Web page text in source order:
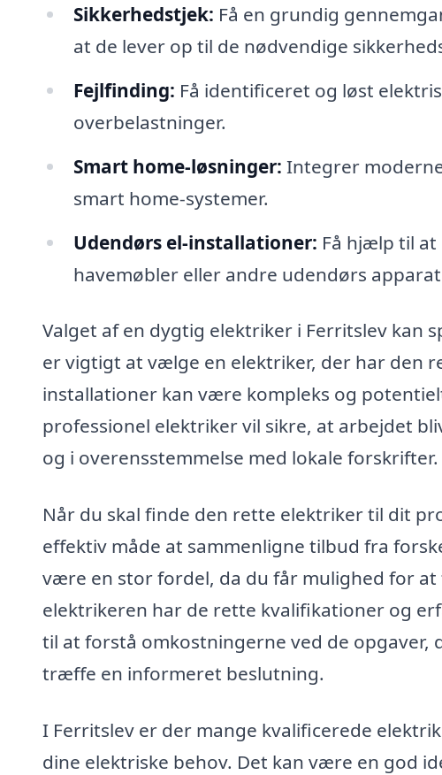
Sikkerhedstjek: Få en grundig
at de lever op til de nødvendige
Fejlfinding: Få identificeret og løst
overbelastninger.
Smart home-løsninger: Integrer
smart home-systemer.
Udendørs el-installationer: Få hjælp til
havemøbler eller andre udendørs
Valget af en dygtig elektriker i Ferritslev kan
er vigtigt at vælge en elektriker, der har den
installationer kan være kompleks og
professionel elektriker vil sikre, at arbejdet
og i overensstemmelse med lokale forskrifter.
Når du skal finde den rette elektriker til dit
effektiv måde at sammenligne tilbud fra
være en stor fordel, da du får mulighed for
elektrikeren har de rette kvalifikationer og
til at forstå omkostningerne ved de
træffe en informeret beslutning.
I Ferritslev er der mange kvalificerede
dine elektriske behov. Det kan være en god